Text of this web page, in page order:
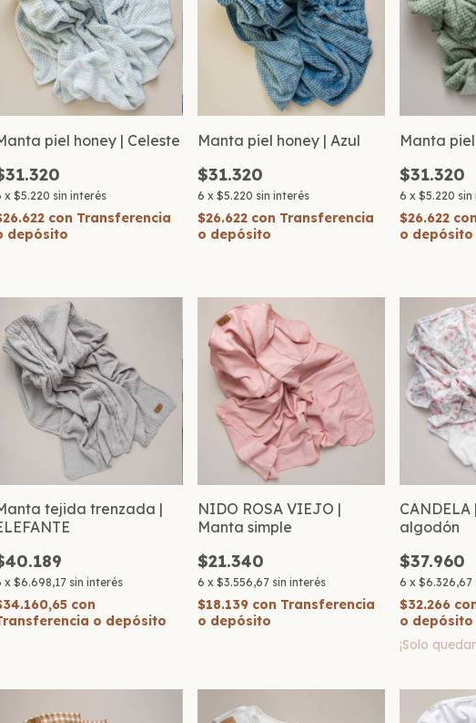
piel honey | Celeste
x$5.220 sin interés
con Transferencia
depósito
Manta piel honey | Azul
$31.320
6 x $5.220 sin interés
$26.622 con Transferencia
o depósito
Manta
$31.320
6 x$5.220 sin
$26.622 con
o depósito
tejida trenzada |
x$6.698,17 sin interés
con
o depósito
NIDO ROSA VIEJO |
Manta simple
$21.340
6 x $3.556,67 sin interés
$18.139 con Transferencia
o depósito
algodón
$37.960
6 x$6.326,67
$32.266
o depósito
¡Solo